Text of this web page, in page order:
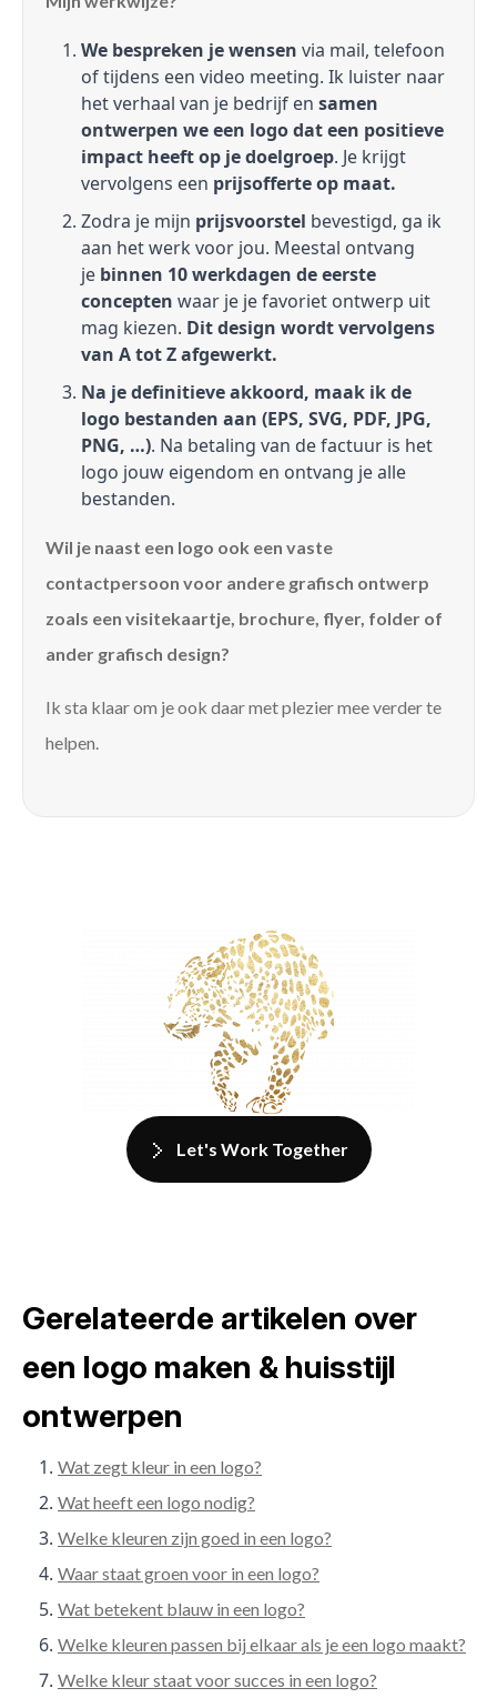
We bespreken je wensen via mail, telefoon
of tijdens een video meeting. Ik luister naar
het verhaal van je bedrijf en samen
ontwerpen we een logo dat een positieve
impact heeft op je doelgroep. Je krijgt
vervolgens een prijsofferte op maat.
Zodra je mijn prijsvoorstel bevestigd, ga ik
aan het werk voor jou. Meestal ontvang
je binnen 10 werkdagen de eerste
concepten waar je je favoriet ontwerp uit
mag kiezen. Dit design wordt vervolgens
van A tot Z afgewerkt.
Na je definitieve akkoord, maak ik de
logo bestanden aan (EPS, SVG, PDF, JPG,
PNG, …). Na betaling van de factuur is het
logo jouw eigendom en ontvang je alle
bestanden.
Wil je naast een logo ook een vaste
contactpersoon voor andere grafisch ontwerp
zoals een visitekaartje, brochure, flyer, folder of
ander grafisch design?
Ik sta klaar om je ook daar met plezier mee verder te
helpen.
Let's Work Together
Gerelateerde artikelen over
een logo maken & huisstijl
ontwerpen
Wat zegt kleur in een logo?
Wat heeft een logo nodig?
Welke kleuren zijn goed in een logo?
Waar staat groen voor in een logo?
Wat betekent blauw in een logo?
Welke kleuren passen bij elkaar als je een logo maakt?
Welke kleur staat voor succes in een logo?